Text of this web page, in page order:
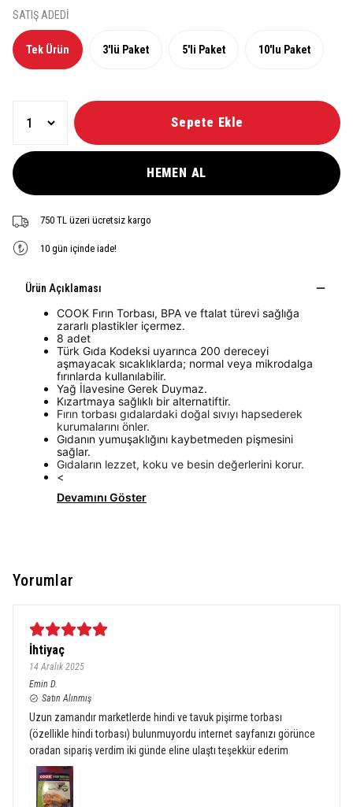
SATIŞ ADEDİ
Tek Ürün 3'lü Paket 5'li Paket 10'lu Paket
Sepete Ekle
HEMEN AL
750 TL üzeri ücretsiz kargo
10 gün içinde iade!
Ürün Açıklaması
COOK Fırın Torbası, BPA ve ftalat türevi sağlığa
zararlı plastikler içermez.
8 adet
Türk Gıda Kodeksi uyarınca 200 dereceyi
aşmayacak sıcaklıklarda; normal veya mikrodalga
fırınlarda kullanılabilir.
Yağ İlavesine Gerek Duymaz.
Kızartmaya sağlıklı bir alternatiftir.
Fırın torbası gıdalardaki doğal sıvıyı hapsederek
kurumalarını önler.
Gıdanın yumuşaklığını kaybetmeden pişmesini
sağlar.
Gıdaların lezzet, koku ve besin değerlerini korur.
<
Devamını Göster
Yorumlar
İhtiyaç
14 Aralık 2025
Emin D.
Satın Alınmış
Uzun zamandır marketlerde hindi ve tavuk pişirme torbası
(özellikle hindi torbası) bulunmuyordu internet sayfanızı görünce
oradan sipariş verdim iki günde eline ulaştı teşekkür ederim